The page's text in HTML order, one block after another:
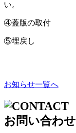
い。
④蓋版の取付
⑤埋戻し
お知らせ一覧へ
お問い合わせ